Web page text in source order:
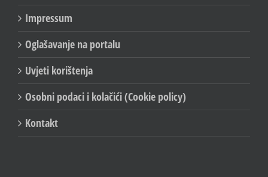
Impressum
Oglašavanje na portalu
Uvjeti korištenja
Osobni podaci i kolačići (Cookie policy)
Kontakt